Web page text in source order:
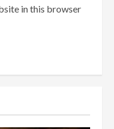
in this browser